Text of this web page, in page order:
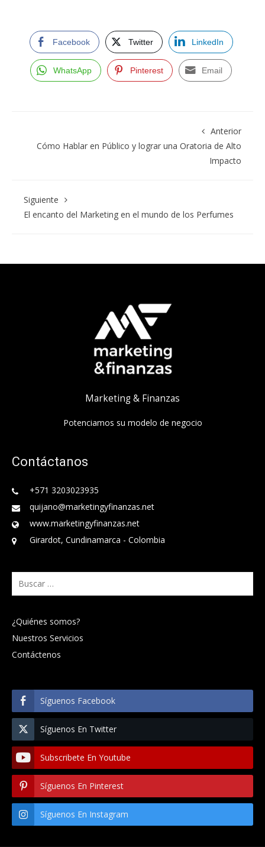
Facebook Twitter LinkedIn
WhatsApp Pinterest Email
Anterior
Cómo Hablar en Público y lograr una Oratoria de Alto
Impacto
Siguiente
El encanto del Marketing en el mundo de los Perfumes
Marketing & Finanzas
Potenciamos su modelo de negocio
Contáctanos
+571 3203023935
quijano@marketingyfinanzas.net
www.marketingyfinanzas.net
Girardot, Cundinamarca - Colombia
Buscar:
¿Quiénes somos?
Nuestros Servicios
Contáctenos
Síguenos Facebook
Síguenos En Twitter
Subscribete En Youtube
Síguenos En Pinterest
Síguenos En Instagram